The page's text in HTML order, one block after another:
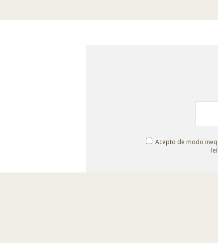
Acepto de modo